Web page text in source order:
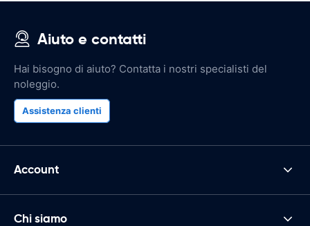
Aiuto e contatti
Hai bisogno di aiuto? Contatta i nostri specialisti del
noleggio.
Assistenza clienti
Account
Chi siamo